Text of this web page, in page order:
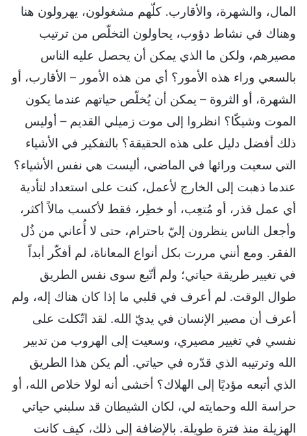
المال، والشهرة، والأقارب. كلّهم مشغولون، يهرولون هنا
وهناك في نشاط دؤوب، يحاولون التخلّص من ترتيب
مصيرهم، ولكن ما الذي يمكن أن يحصل عليه الناس
بالسعي وراء هذه الأمور؟ أي من هذه الأمور – الأقارب، أو
الشهرة، أو الثروة – يمكن أن يُخلّص حياتهم عندما يكون
الموت وشيكًا؟ انظروا إلى موت زميلي القديم – أوليس
ذلك أفضل دليل على هذه الحقيقة؟ بالتفكير في الأشياء
التي سعيت ورائها في الماضي، أليست هي نفس الأشياء؟
عندما ذهبت إلى الخارج لأعمل، كنت على استعداد لتأدية
أي عمل قذر، أو مُتعِب، أو خطِر، فقط لأكسب مالاً أكثر،
وأجعل الناس ينظرون إليّ باحترام، حتى لا أُعاني من ذُل
الفقر. ومع أنني مررت بكل أنواع المعاناة، لم أفكّر أبداً
في تغيير طريقة حياتي؛ ولم أتّبع سوى نفس الطريق
طوال الوقت. لم أعرف في قلبي ما إذا كان هناك إله، ولم
أعرف أن مصير الإنسان في يديّ الله. لقد اتّكلت على
نفسي في تغيير مصيري، وسعيت إلى الهروب من تدبير
الله وترتيبه الذي قدّره في حياتي. ألم يكن هذا الطريق
الذي أتبعه مؤديًا إلى الهلاك؟ أخشى أنه لولا خلاص الله، أو
حراسة الله وحمايته لي، لكان الشيطان قد سلبني حياتي
الهزيلة منذ فترة طويلة. بالإضافة إلى ذلك، كيف كانت